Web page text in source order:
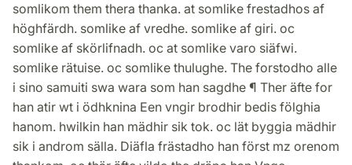
somlikom them thera thanka. at somlike frestadhos af
höghfärdh. somlike af vredhe. somlike af giri. oc
somlike af skörlifnadh. oc at somlike varo siäfwi.
somlike rätuise. oc somlike thulughe. The forstodho alle
i sino samuiti swa wara som han sagdhe ¶ Ther äfte for
han atir wt i ödhknina Een vngir brodhir bedis fölghia
hanom. hwilkin han mädhir sik tok. oc lät byggia mädhir
sik i androm sälla. Diäfla frästadho han först mz orenom